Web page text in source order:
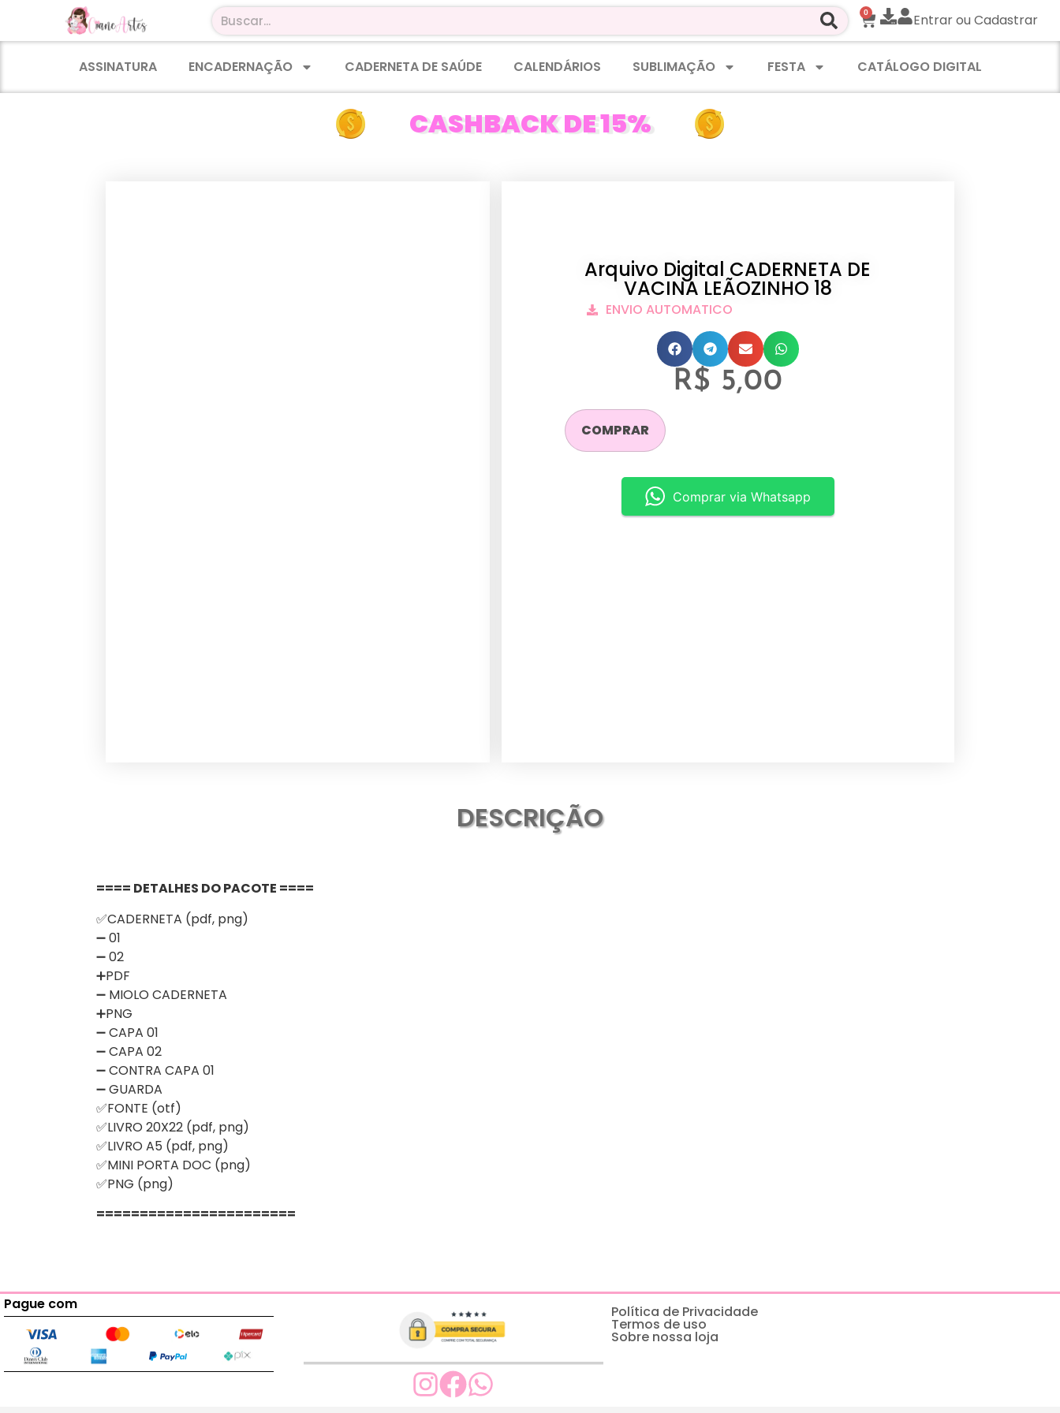
0 Entrar ou Cadastrar
ASSINATURA ENCADERNAÇÃO CADERNETA DE SAÚDE CALENDÁRIOS SUBLIMAÇÃO FESTA CATÁLOGO DIGITAL
CASHBACK DE 15%
Arquivo Digital CADERNETA DE
VACINA LEÃOZINHO 18
ENVIO AUTOMATICO
R$ 5,00
COMPRAR
Comprar via Whatsapp
DESCRIÇÃO
==== DETALHES DO PACOTE ====
✅CADERNETA (pdf, png)
➖ 01
➖ 02
➕PDF
➖ MIOLO CADERNETA
➕PNG
➖ CAPA 01
➖ CAPA 02
➖ CONTRA CAPA 01
➖ GUARDA
✅FONTE (otf)
✅LIVRO 20X22 (pdf, png)
✅LIVRO A5 (pdf, png)
✅MINI PORTA DOC (png)
✅PNG (png)
=======================
Pague com Política de Privacidade
Termos de uso
Sobre nossa loja